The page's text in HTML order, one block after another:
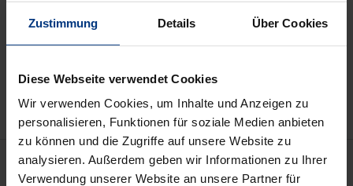
Zustimmung Details Über Cookies
Diese Webseite verwendet Cookies
Wir verwenden Cookies, um Inhalte und Anzeigen zu
personalisieren, Funktionen für soziale Medien anbieten
zu können und die Zugriffe auf unsere Website zu
analysieren. Außerdem geben wir Informationen zu Ihrer
Verwendung unserer Website an unsere Partner für
Delivery cost notice
Description